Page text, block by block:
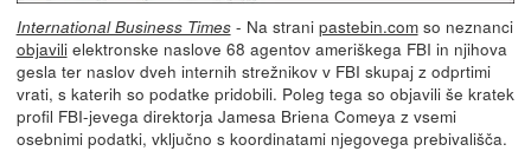
International Business Times- Na strani pastebin.comso neznanci
objavilielektronske naslove 68 agentov ameriškega FBI in njihova
gesla ter naslov dveh internih strežnikov v FBI skupaj z odprtimi
vrati, s katerih so podatke pridobili. Poleg tega so objavili še kratek
profil FBI-jevega direktorja Jamesa Briena Comeya z vsemi
osebnimi podatki, vključno s koordinatami njegovega prebivališča.